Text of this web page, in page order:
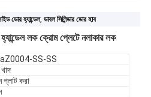
ডোর হ্যান্ডেল,ডাবল সিলিন্ডার ডোর হাব
লক ক্রোম প্লেটে নলাকার লক
SS-SS
প্লাট করা